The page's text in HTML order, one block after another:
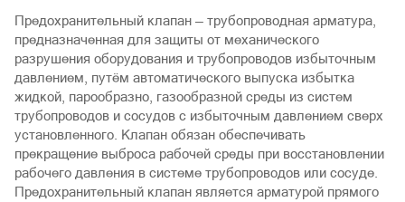
Предохранительный клапан — трубопроводная арматура,
предназначенная для защиты от механического
разрушения оборудования и трубопроводов избыточным
давлением, путём автоматического выпуска избытка
жидкой, парообразно, газообразной среды из систем
трубопроводов и сосудов с избыточным давлением сверх
установленного. Клапан обязан обеспечивать
прекращение выброса рабочей среды при восстановлении
рабочего давления в системе трубопроводов или сосуде.
Предохранительный клапан является арматурой прямого